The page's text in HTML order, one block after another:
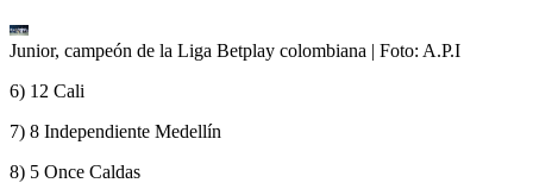
Junior, campeón de la Liga Betplay colombiana | Foto: A.P.I
6) 12 Cali
7) 8 Independiente Medellín
8) 5 Once Caldas